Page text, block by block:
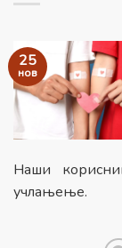
25
нов
Наши
учлањење.